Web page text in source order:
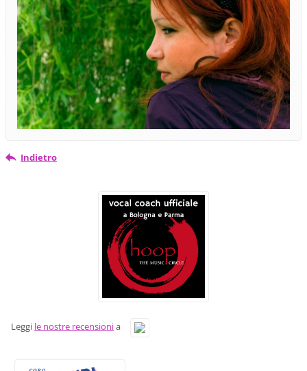
Indietro
Leggi le nostre recensionia